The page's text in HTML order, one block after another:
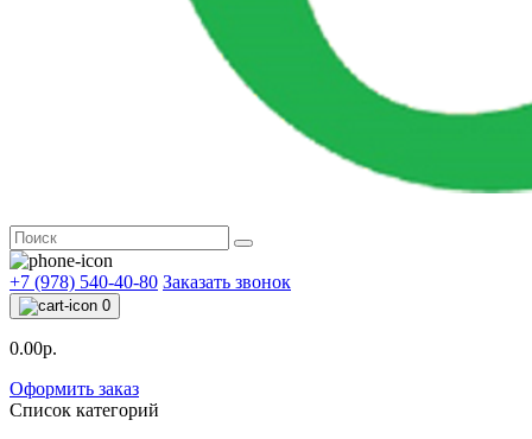
+7 (978) 540-40-80 Заказать звонок
0
0.00р.
Оформить заказ
Список категорий